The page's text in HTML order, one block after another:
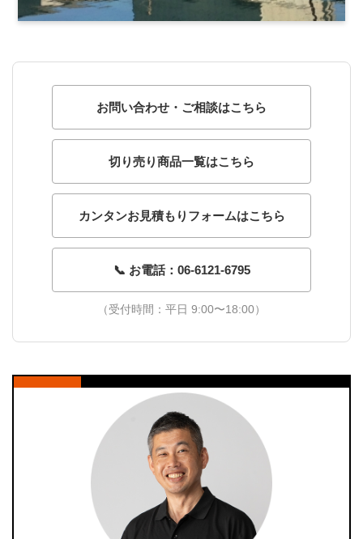
お問い合わせ・ご相談はこちら
切り売り商品一覧はこちら
カンタンお見積もりフォームはこちら
📞 お電話：06-6121-6795
（受付時間：平日 9:00〜18:00）